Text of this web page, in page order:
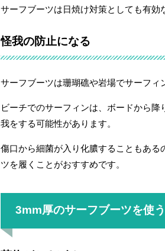
サーフブーツは日焼け対策としても有効
怪我の防止になる
サーフブーツは珊瑚礁や岩場でサーフィ
ビーチでのサーフィンは、ボードから
我をする可能性があります。
傷口から細菌が入り化膿することもあ
ツを履くことがおすすめです。
3mm厚のサーフブーツを使